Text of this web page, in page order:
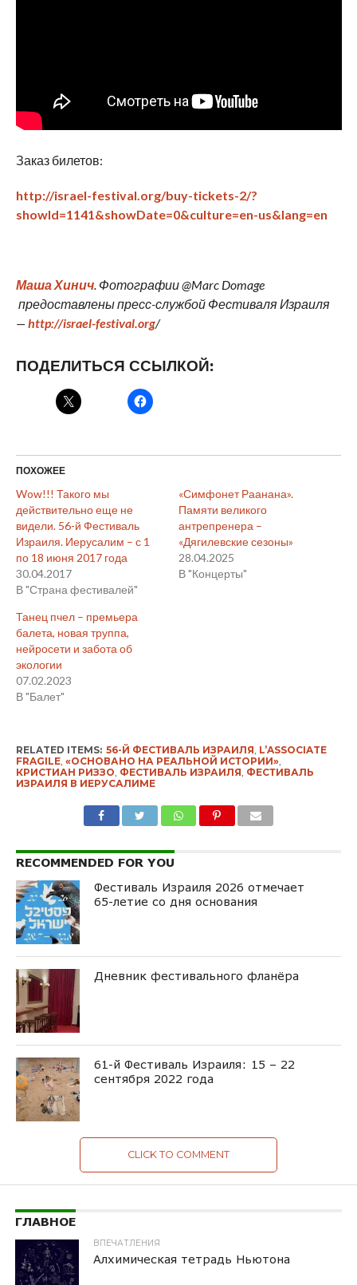
Заказ билетов:
http://israel-festival.org/buy-tickets-2/?
showId=1141&showDate=0&culture=en-us&lang=en
Маша Хинич. Фотографии @Marc Domage
предоставлены пресс-службой Фестиваля Израиля
— http://israel-festival.org/
ПОДЕЛИТЬСЯ ССЫЛКОЙ:
ПОХОЖЕЕ
Wow!!! Такого мы
действительно еще не
видели. 56-й Фестиваль
Израиля. Иерусалим – с 1
по 18 июня 2017 года
30.04.2017
В "Страна фестивалей"
«Симфонет Раанана».
Памяти великого
антрепренера –
«Дягилевские сезоны»
28.04.2025
В "Концерты"
Танец пчел – премьера
балета, новая труппа,
нейросети и забота об
экологии
07.02.2023
В "Балет"
RELATED ITEMS: 56-Й ФЕСТИВАЛЬ ИЗРАИЛЯ, L’ASSOCIATE
FRAGILE, «ОСНОВАНО НА РЕАЛЬНОЙ ИСТОРИИ»,
КРИСТИАН РИЗЗО, ФЕСТИВАЛЬ ИЗРАИЛЯ, ФЕСТИВАЛЬ
ИЗРАИЛЯ В ИЕРУСАЛИМЕ
RECOMMENDED FOR YOU
Фестиваль Израиля 2026 отмечает
65-летие со дня основания
Дневник фестивального фланёра
61-й Фестиваль Израиля: 15 – 22
сентября 2022 года
CLICK TO COMMENT
ГЛАВНОЕ
ВПЕЧАТЛЕНИЯ
Алхимическая тетрадь Ньютона